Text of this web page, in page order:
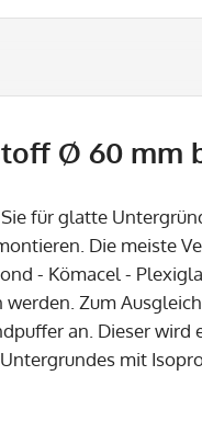
Ø 60 mm
für glatte
Die meiste
- Kömacel -
Zum
an. Dieser wird
mit